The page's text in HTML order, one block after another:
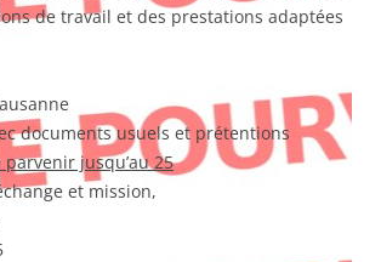
de travail et des prestations adaptées
documents usuels et prétentions
jusqu’au 25
et mission,